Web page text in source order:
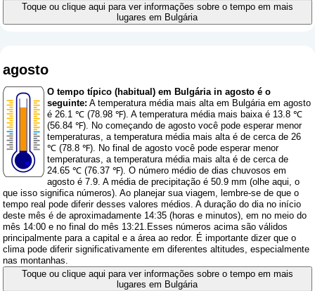
Toque ou clique aqui para ver informações sobre o tempo em mais
lugares em Bulgária
agosto
O tempo típico (habitual) em Bulgária in agosto é o
seguinte: A temperatura média mais alta em Bulgária em agosto
é 26.1 ℃ (78.98 ℉). A temperatura média mais baixa é 13.8 ℃
(56.84 ℉). No começando de agosto você pode esperar menor
temperaturas, a temperatura média mais alta é de cerca de 26
℃ (78.8 ℉). No final de agosto você pode esperar menor
temperaturas, a temperatura média mais alta é de cerca de
24.65 ℃ (76.37 ℉). O número médio de dias chuvosos em
agosto é 7.9. A média de precipitação é 50.9 mm (olhe aqui, o
que isso significa números). Ao planejar sua viagem, lembre-se de que o
tempo real pode diferir desses valores médios. A duração do dia no início
deste mês é de aproximadamente 14:35 (horas e minutos), em no meio do
mês 14:00 e no final do mês 13:21.Esses números acima são válidos
principalmente para a capital e a área ao redor. É importante dizer que o
clima pode diferir significativamente em diferentes altitudes, especialmente
nas montanhas.
Toque ou clique aqui para ver informações sobre o tempo em mais
lugares em Bulgária